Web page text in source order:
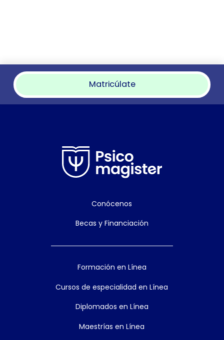
Matricúlate
Conócenos
Becas y Financiación
Formación en Línea
Cursos de especialidad en Línea
Diplomados en Línea
Maestrías en Línea